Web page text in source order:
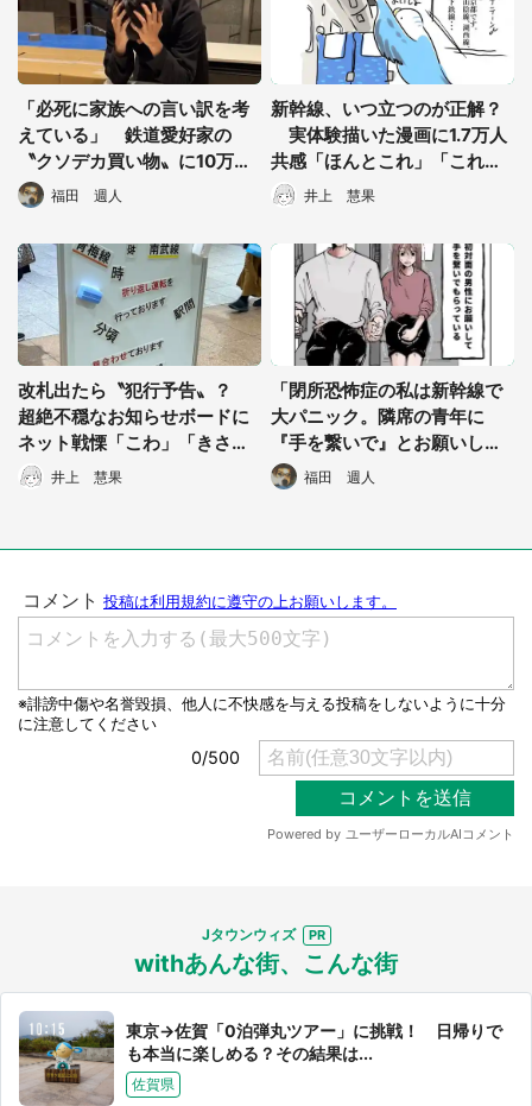
「必死に家族への言い訳を考
えている」 鉄道愛好家の
〝クソデカ買い物〟に10万人
あ然「これ買えるの！？」
福田 週人
新幹線、いつ立つのが正解？
実体験描いた漫画に1.7万人
共感「ほんとこれ」「これで
正解だとおもっています」
井上 慧果
改札出たら〝犯行予告〟？
超絶不穏なお知らせボードに
ネット戦慄「こわ」「きさら
ぎ駅ですわ」
井上 慧果
「閉所恐怖症の私は新幹線で
大パニック。隣席の青年に
『手を繋いで』とお願いした
ら...」 体験談に8万人感動
福田 週人
Jタウンウィズ
withあんな街、こんな街
東京→佐賀「0泊弾丸ツアー」に挑戦！ 日帰りで
も本当に楽しめる？その結果は...
佐賀県